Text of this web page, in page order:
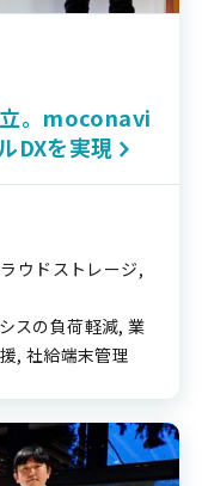
。moconavi
DXを実現
ウドストレージ,
スの負荷軽減, 業
, 社給端末管理